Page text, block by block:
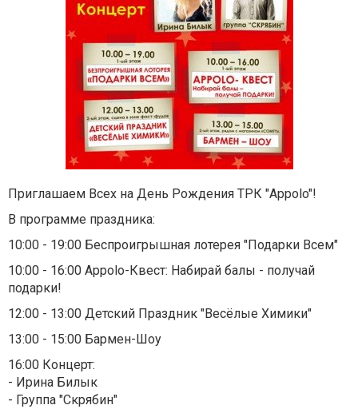
Приглашаем Всех на День Рождения ТРК "Appolo"!
В программе праздника:
10:00 - 19:00 Беспроигрышная лотерея "Подарки Всем"
10:00 - 16:00 Appolo-Квест: Набирай балы - получай
подарки!
12:00 - 13:00 Детский Праздник "Весёлые Химики"
13:00 - 15:00 Бармен-Шоу
16:00 Концерт:
- Ирина Билык
- Группа "Скрябин"